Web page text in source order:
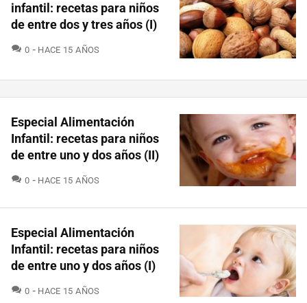
infantil: recetas para niños
de entre dos y tres años (I)
0 COMENTARIOS
HACE 15 AÑOS
Especial Alimentación
Infantil: recetas para niños
de entre uno y dos años (II)
0 COMENTARIOS
HACE 15 AÑOS
Especial Alimentación
Infantil: recetas para niños
de entre uno y dos años (I)
0 COMENTARIOS
HACE 15 AÑOS